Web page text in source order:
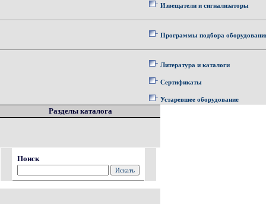
Извещатели и сигнализаторы
Программы подбора
Литература и каталоги
Сертификаты
Устаревшее оборудование
Разделы каталога
Поиск